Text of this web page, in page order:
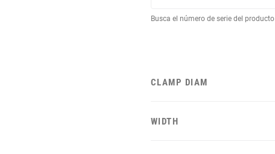
Busca el número de serie del producto
CLAMP DIAM
WIDTH